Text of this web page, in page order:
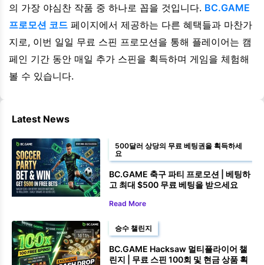
의 가장 야심찬 작품 중 하나로 꼽을 것입니다. BC.GAME
프로모션 코드 페이지에서 제공하는 다른 혜택들과 마찬가
지로, 이번 일일 무료 스핀 프로모션을 통해 플레이어는 캠
페인 기간 동안 매일 추가 스핀을 획득하며 게임을 체험해
볼 수 있습니다.
Latest News
500달러 상당의 무료 베팅권을 획득하세
요
BC.GAME 축구 파티 프로모션 | 베팅하
고 최대 $500 무료 베팅을 받으세요
Read More
승수 챌린지
BC.GAME Hacksaw 멀티플라이어 챌
린지 | 무료 스핀 100회 및 현금 상품 획